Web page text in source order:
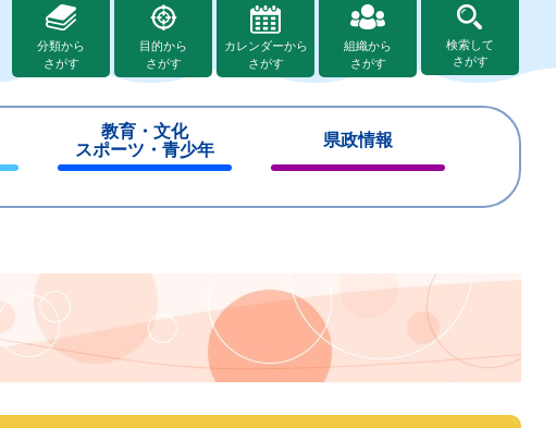
分類から
さがす
目的から
さがす
カレンダーから
さがす
組織から
さがす
検索して
さがす
教育・文化
スポーツ・青少年
じ
県政情報
じ